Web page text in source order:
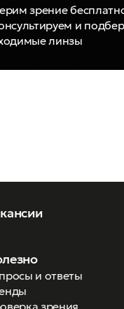
зрение
и
линзы
и ответы
зрения